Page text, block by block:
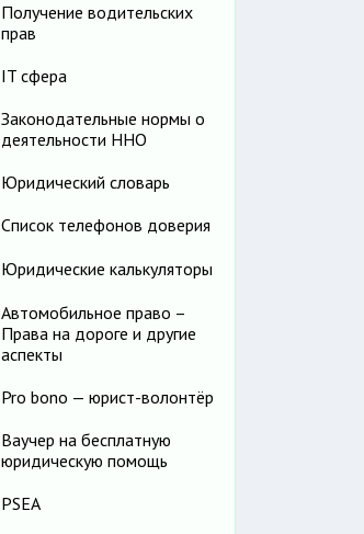
Получение водительских
прав
IT сфера
Законодательные нормы о
деятельности ННО
Юридический словарь
Список телефонов доверия
Юридические калькуляторы
Автомобильное право –
Права на дороге и другие
аспекты
Pro bono — юрист-волонтёр
Ваучер на бесплатную
юридическую помощь
PSEA